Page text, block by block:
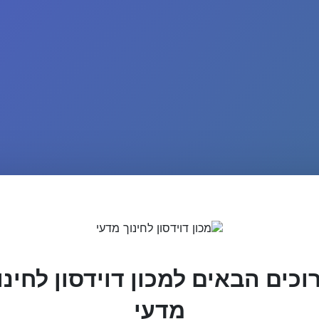
הבאים למכון דוידסון
מדעי